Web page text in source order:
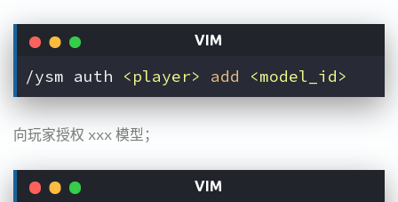
/ysm auth <player> add <model_id>
向玩家授权 xxx 模型；